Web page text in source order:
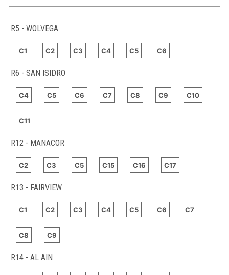
R5 - WOLVEGA
C1 C2 C3 C4 C5 C6
R6 - SAN ISIDRO
C4 C5 C6 C7 C8 C9 C10
C11
R12 - MANACOR
C2 C3 C5 C15 C16 C17
R13 - FAIRVIEW
C1 C2 C3 C4 C5 C6 C7
C8 C9
R14 - AL AIN